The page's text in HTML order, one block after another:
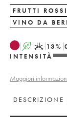
FRUTTI ROSSI
VINO DA
A K 13%
INTENSITÀ
Maggiori
DESCRIZIONE